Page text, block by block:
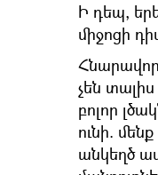
Ի դեպ,
միջոցի
Հնարավոր
չեն
բոլոր
ունի.
անկեղծ